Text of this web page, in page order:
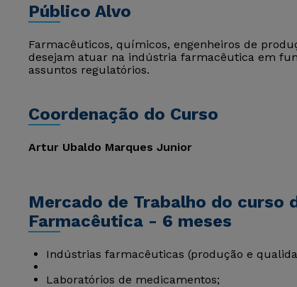
Público Alvo
Farmacêuticos, químicos, engenheiros de
desejam atuar na indústria farmacêutica em
assuntos regulatórios.
Coordenação do Curso
Artur Ubaldo Marques Junior
Mercado de Trabalho do curso
Farmacêutica - 6 meses
Indústrias farmacêuticas (produção e
Laboratórios de medicamentos;